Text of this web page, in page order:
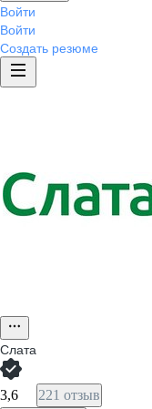
Войти
Войти
Создать резюме
Слата
3,6 221 отзыв